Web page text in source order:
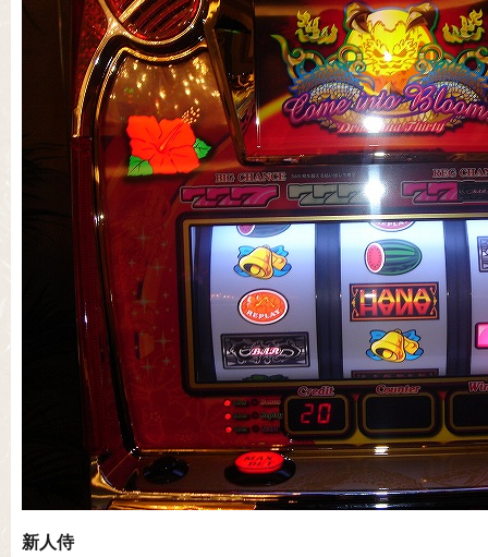
新人侍